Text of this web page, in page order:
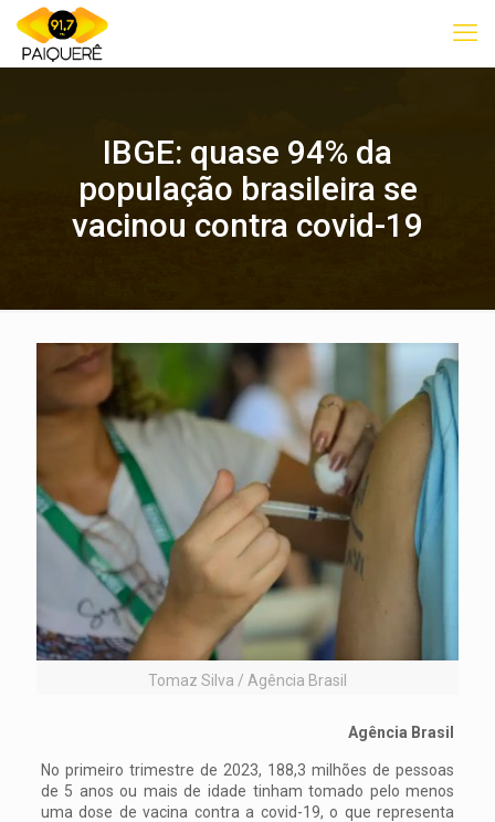
IBGE: quase 94% da
população brasileira se
vacinou contra covid-19
Tomaz Silva / Agência Brasil
Agência Brasil
No primeiro trimestre de 2023, 188,3 milhões de pessoas
de 5 anos ou mais de idade tinham tomado pelo menos
uma dose de vacina contra a covid-19, o que representa